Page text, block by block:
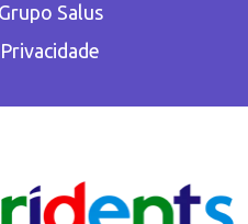
Salus